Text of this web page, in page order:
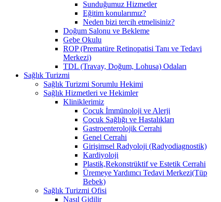
Sunduğumuz Hizmetler
Eğitim konularımız?
Neden bizi tercih etmelisiniz?
Doğum Salonu ve Bekleme
Gebe Okulu
ROP (Prematüre Retinopatisi Tanı ve Tedavi
Merkezi)
TDL (Travay, Doğum, Lohusa) Odaları
Sağlık Turizmi
Sağlık Turizmi Sorumlu Hekimi
Sağlık Hizmetleri ve Hekimler
Kliniklerimiz
Çocuk İmmünoloji ve Alerji
Çocuk Sağlığı ve Hastalıkları
Gastroenterolojik Cerrahi
Genel Cerrahi
Girişimsel Radyoloji (Radyodiagnostik)
Kardiyoloji
Plastik,Rekonstrüktif ve Estetik Cerrahi
Üremeye Yardımcı Tedavi Merkezi(Tüp
Bebek)
Sağlık Turizmi Ofisi
Nasıl Gidilir